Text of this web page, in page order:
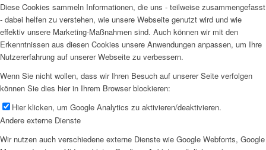
Diese Cookies sammeln Informationen, die uns - teilweise zusammengefasst
- dabei helfen zu verstehen, wie unsere Webseite genutzt wird und wie
effektiv unsere Marketing-Maßnahmen sind. Auch können wir mit den
Erkenntnissen aus diesen Cookies unsere Anwendungen anpassen, um Ihre
Nutzererfahrung auf unserer Webseite zu verbessern.
Wenn Sie nicht wollen, dass wir Ihren Besuch auf unserer Seite verfolgen
können Sie dies hier in Ihrem Browser blockieren:
Hier klicken, um Google Analytics zu aktivieren/deaktivieren.
Andere externe Dienste
Wir nutzen auch verschiedene externe Dienste wie Google Webfonts, Google